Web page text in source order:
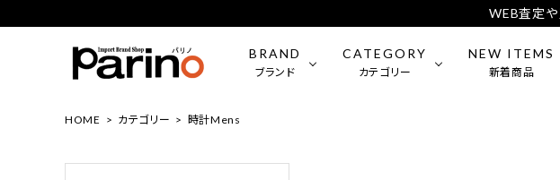
WEB査定や
BRAND
ブランド
CATEGORY
カテゴリー
NEW ITEMS
新着商品
HOME カテゴリー 時計Mens